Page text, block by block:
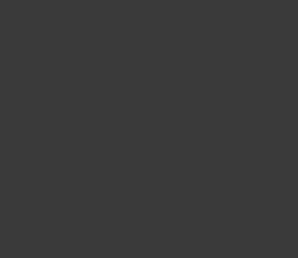
需提前预约）
（需提前预约）
需提前预约）